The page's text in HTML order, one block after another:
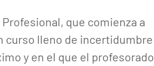
que comienza a
curso lleno de incertidumbre
y en el que el profesorado